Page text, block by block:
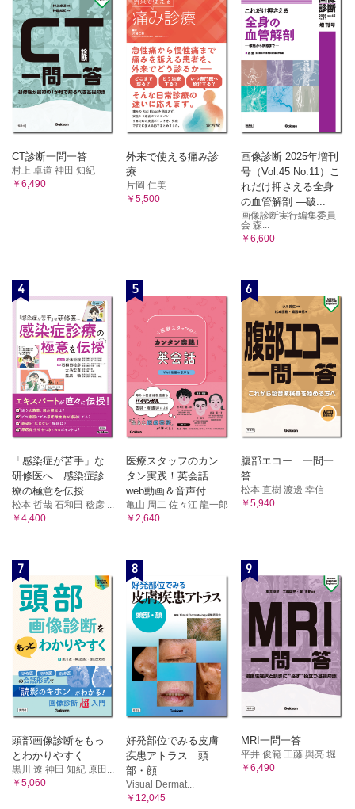
CT診断一問一答
村上 卓道 神田 知紀
￥6,490
外来で使える痛み診
療
片岡 仁美
￥5,500
画像診断 2025年増刊
号（Vol.45 No.11）こ
れだけ押さえる全身
の血管解剖 ―破...
画像診断実行編集委員
会 森...
￥6,600
4
「感染症が苦手」な
研修医へ 感染症診
療の極意を伝授
松本 哲哉 石和田 稔彦 ...
￥4,400
5
医療スタッフのカン
タン実践！英会話
web動画＆音声付
亀山 周二 佐々江 龍一郎
￥2,640
6
腹部エコー 一問一
答
松本 直樹 渡邊 幸信
￥5,940
7
頭部画像診断をもっ
とわかりやすく
黒川 遼 神田 知紀 原田...
￥5,060
8
好発部位でみる皮膚
疾患アトラス 頭
部・顔
Visual Dermat...
￥12,045
9
MRI一問一答
平井 俊範 工藤 與亮 堀...
￥6,490